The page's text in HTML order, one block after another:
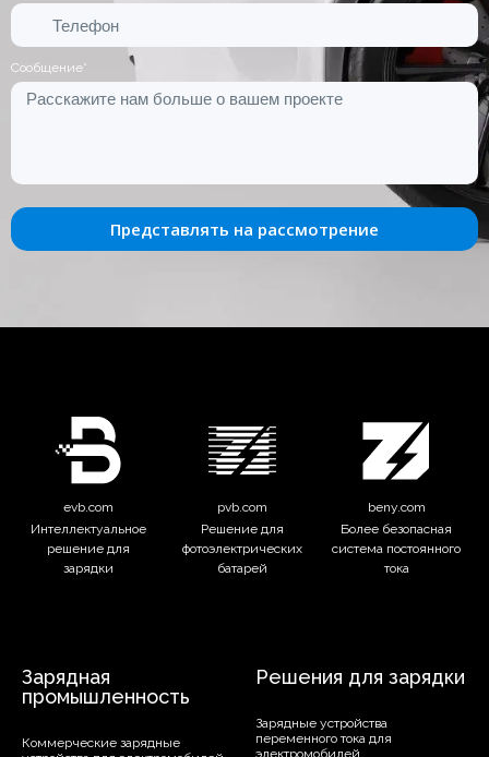
Сообщение*
Представлять на рассмотрение
evb.com
Интеллектуальное
решение для
зарядки
pvb.com
Решение для
фотоэлектрических
батарей
beny.com
Более безопасная
система постоянного
тока
Зарядная
промышленность
Коммерческие зарядные
Решения для зарядки
Зарядные устройства
переменного тока для